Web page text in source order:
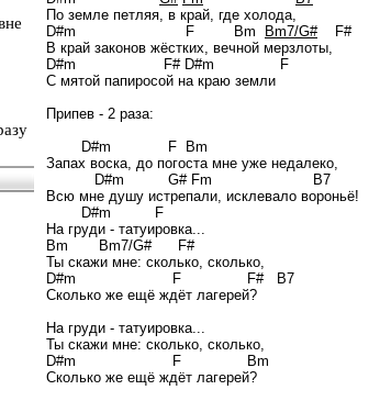
По земле петляя, в край, где холода,
D#m F Bm Bm7/G#F#
В край законов жёстких, вечной мерзлоты,
D#m F# D#m F
С мятой папиросой на краю земли
Припев - 2 раза:
D#m F Bm
Запах воска, до погоста мне уже недалеко,
D#m G# Fm B7
Всю мне душу истрепали, исклевало вороньё!
D#m F
На груди - татуировка...
Bm Bm7/G# F#
Ты скажи мне: сколько, сколько,
D#m F F# B7
Сколько же ещё ждёт лагерей?
На груди - татуировка...
Ты скажи мне: сколько, сколько,
D#m F Bm
Сколько же ещё ждёт лагерей?